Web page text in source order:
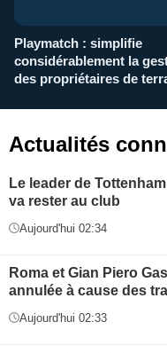
Playmatch : simplifie
considérablement la
des propriétaires de
Actualités
Le leader de
va rester au club
Aujourd'hui 02:34
Roma et Gian Piero
annulée à cause des
Aujourd'hui 02:33